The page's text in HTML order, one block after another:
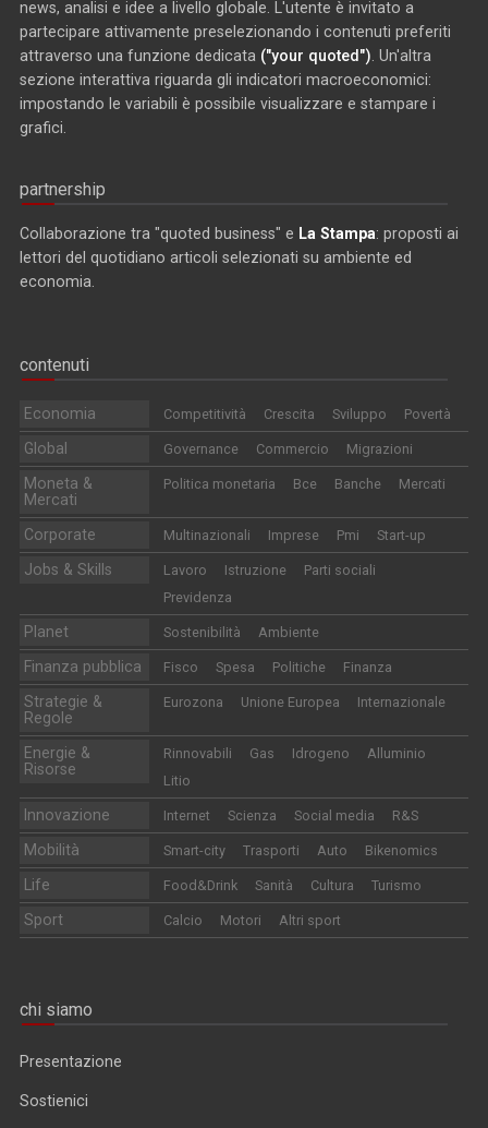
news, analisi e idee a livello globale. L'utente è invitato a
partecipare attivamente preselezionando i contenuti preferiti
attraverso una funzione dedicata ("your quoted") . Un'altra
sezione interattiva riguarda gli indicatori macroeconomici:
impostando le variabili è possibile visualizzare e stampare i
grafici.
partnership
Collaborazione tra "quoted business" e La Stampa: proposti ai
lettori del quotidiano articoli selezionati su ambiente ed
economia.
contenuti
Economia Competitività Crescita Sviluppo Povertà
Global Governance Commercio Migrazioni
Moneta &
Mercati
Politica monetaria Bce Banche Mercati
Corporate Multinazionali Imprese Pmi Start-up
Jobs & Skills Lavoro Istruzione
Parti sociali
Previdenza
Planet Sostenibilità Ambiente
Finanza pubblica Fisco Spesa Politiche Finanza
Strategie &
Regole
Eurozona Unione Europea Internazionale
Energie &
Risorse
Rinnovabili Gas Idrogeno
Alluminio
Litio
Innovazione Internet Scienza Social media R&S
Mobilità Smart-city Trasporti Auto Bikenomics
Life Food&Drink Sanità Cultura Turismo
Sport Calcio Motori Altri sport
chi siamo
Presentazione
Sostienici